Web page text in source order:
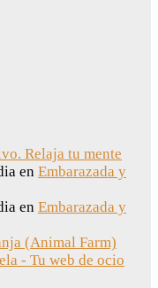
Relaja tu mente
en Embarazada y
en Embarazada y
(Animal Farm)
- Tu web de ocio